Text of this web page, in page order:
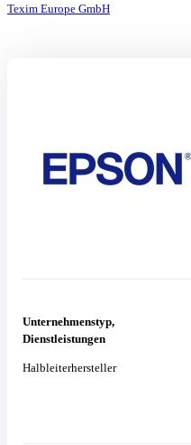
Texim Europe GmbH
Unternehmenstyp,
Dienstleistungen
Halbleiterhersteller